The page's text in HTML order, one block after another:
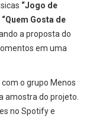
“Jogo de
“Quem Gosta de
a proposta do
em uma
com o grupo Menos
amostra do projeto.
no Spotify e